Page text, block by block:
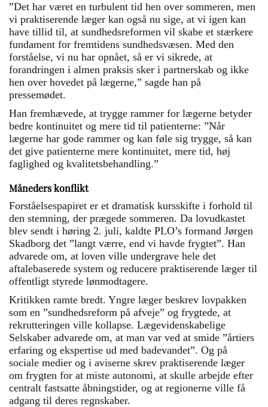
”Det har været en turbulent tid hen over sommeren, men
vi praktiserende læger kan også nu sige, at vi igen kan
have tillid til, at sundhedsreformen vil skabe et stærkere
fundament for fremtidens sundhedsvæsen. Med den
forståelse, vi nu har opnået, så er vi sikrede, at
forandringen i almen praksis sker i partnerskab og ikke
hen over hovedet på lægerne,” sagde han på
pressemødet.
Han fremhævede, at trygge rammer for lægerne betyder
bedre kontinuitet og mere tid til patienterne: ”Når
lægerne har gode rammer og kan føle sig trygge, så kan
det give patienterne mere kontinuitet, mere tid, høj
faglighed og kvalitetsbehandling.”
Måneders konflikt
Forståelsespapiret er et dramatisk kursskifte i forhold til
den stemning, der prægede sommeren. Da lovudkastet
blev sendt i høring 2. juli, kaldte PLO’s formand Jørgen
Skadborg det ”langt værre, end vi havde frygtet”. Han
advarede om, at loven ville undergrave hele det
aftalebaserede system og reducere praktiserende læger til
offentligt styrede lønmodtagere.
Kritikken ramte bredt. Yngre læger beskrev lovpakken
som en ”sundhedsreform på afveje” og frygtede, at
rekrutteringen ville kollapse. Lægevidenskabelige
Selskaber advarede om, at man var ved at smide ”årtiers
erfaring og ekspertise ud med badevandet”. Og på
sociale medier og i aviserne skrev praktiserende læger
om frygten for at miste autonomi, at skulle arbejde efter
centralt fastsatte åbningstider, og at regionerne ville få
adgang til deres regnskaber.